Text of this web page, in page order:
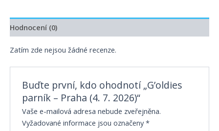
Hodnocení (0)
Zatím zde nejsou žádné recenze.
Buďte první, kdo ohodnotí „G’oldies
parník – Praha (4. 7. 2026)“
Vaše e-mailová adresa nebude zveřejněna.
Vyžadované informace jsou označeny*